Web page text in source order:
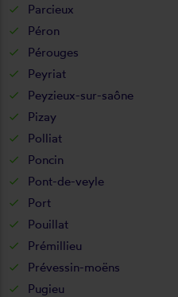
Parcieux
Péron
Pérouges
Peyriat
Peyzieux-sur-saône
Pizay
Polliat
Poncin
Pont-de-veyle
Port
Pouillat
Prémillieu
Prévessin-moëns
Pugieu